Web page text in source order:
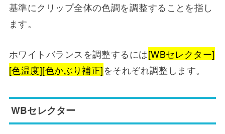
基準にクリップ全体の色調を調整することを指し
ます。
ホワイトバランスを調整するには[WBセレクター]
[色温度][色かぶり補正]をそれぞれ調整します。
WBセレクター